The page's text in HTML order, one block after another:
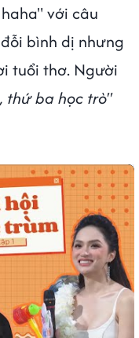
với câu
bình dị nhưng
tuổi thơ. Người
thứ ba học trò"